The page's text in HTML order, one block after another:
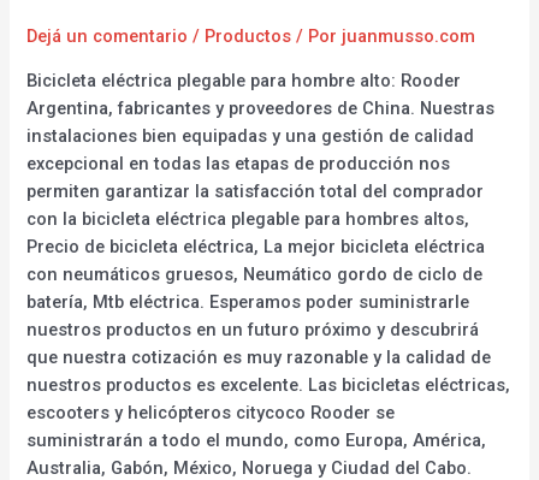
Dejá un comentario / Productos / Por juanmusso.com
Bicicleta eléctrica plegable para hombre alto: Rooder
Argentina, fabricantes y proveedores de China. Nuestras
instalaciones bien equipadas y una gestión de calidad
excepcional en todas las etapas de producción nos
permiten garantizar la satisfacción total del comprador
con la bicicleta eléctrica plegable para hombres altos,
Precio de bicicleta eléctrica, La mejor bicicleta eléctrica
con neumáticos gruesos, Neumático gordo de ciclo de
batería, Mtb eléctrica. Esperamos poder suministrarle
nuestros productos en un futuro próximo y descubrirá
que nuestra cotización es muy razonable y la calidad de
nuestros productos es excelente. Las bicicletas eléctricas,
escooters y helicópteros citycoco Rooder se
suministrarán a todo el mundo, como Europa, América,
Australia, Gabón, México, Noruega y Ciudad del Cabo.